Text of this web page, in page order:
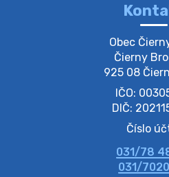
Zber separovaného
Szeparált műanya…
Oznamujeme obyvateľom, že
prebehne zber separovaného
obyvateľov, aby vrecia s
večer vopred, nakoľko firma F…
4. augusta 2026 09:51
Oznámenie o
Obec
Čierny
925 08
IČO:
DIČ:
Číslo
031/78
031/